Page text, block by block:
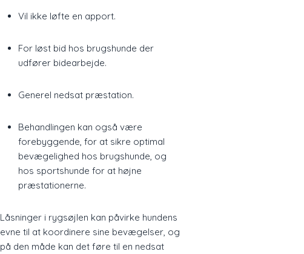
Vil ikke løfte en apport.
For løst bid hos brugshunde der
udfører bidearbejde.
​Generel nedsat præstation.
Behandlingen kan også være
forebyggende, for at sikre optimal
bevægelighed hos brugshunde, og
hos sportshunde for at højne
præstationerne.
Låsninger i rygsøjlen kan påvirke hundens
evne til at koordinere sine bevægelser, og
på den måde kan det føre til en nedsat